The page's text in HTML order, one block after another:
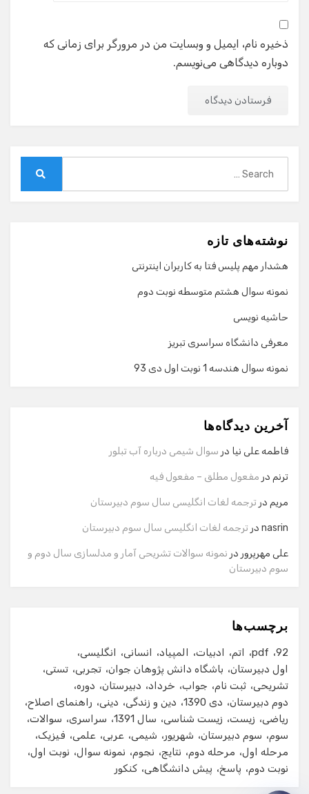
ذخیره نام، ایمیل و وبسایت من در مرورگر برای زمانی که
دوباره دیدگاهی می‌نویسم.
نوشته‌های تازه
هشدار مهم پلیس فتا به کاربران اینترنتی
نمونه سوال هشتم متوسطه نوبت دوم
حاشیه نویسی
معرفی دانشگاه سراسری تبریز
نمونه سوال هندسه 1 نوبت اول دی 93
آخرین دیدگاه‌ها
فاطمه علی نیا در سوال شیمی درباره آب تبلور
ترنم در مفعول مطلق – مفعول فیه
مریم در ترجمه لغات انگلیسی سال سوم دبیرستان
nasrin در ترجمه لغات انگلیسی سال سوم دبیرستان
علی مهرپرور در نمونه سوالات تشریحی آمار و مدلسازی سال دوم و
سوم دبیرستان
برچسب‌ها
92
pdf اتم ادبیات المپیاد انسانی
انگلیسی
اول دبیرستان
باشگاه دانش پژوهان جوان تجربی تستی
تشریحی ثبت نام جواب خرداد دبیرستان
دوره
دوم دبیرستان
دی 1390 دین و زندگی دینی
راهنمای اصلاح
ریاضی
زیست زیست شناسی سال 1391 سراسری
سوالات
سوم
سوم دبیرستان شهریور شیمی عربی علمی
فیزیک
مرحله اول
مرحله دوم نتایج نجوم نمونه سوال
نوبت اول
نوبت دوم
پاسخ پیش دانشگاهی کنکور
گفت‌وگو با دستیار هوشمند
سلام! برای شروع گفت‌وگو لطفاً شماره تماس یا ایمیل خود را
وارد کنید.
ایمیل